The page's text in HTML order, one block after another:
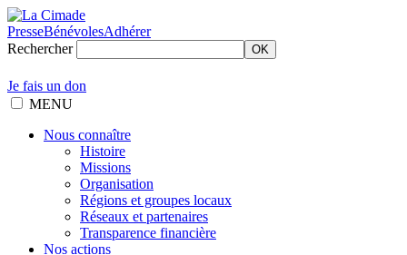
PresseBénévolesAdhérer
Rechercher
OK
Je fais un don
MENU
Nous connaître
Histoire
Missions
Organisation
Régions et groupes locaux
Réseaux et partenaires
Transparence financière
Nos actions